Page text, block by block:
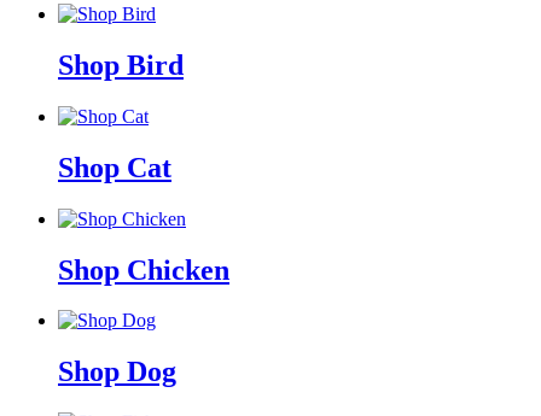
Shop Bird
Shop Cat
Shop Chicken
Shop Dog